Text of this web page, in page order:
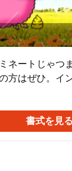
ネートじゃつ
方はぜひ。イ
沢山インクを
書式を見る